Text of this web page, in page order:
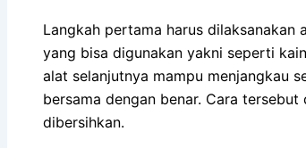
Langkah pertama harus
yang bisa digunakan yakni seperti
alat selanjutnya mampu menjangkau
bersama dengan benar. Cara
dibersihkan.